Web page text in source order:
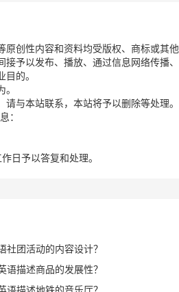
创性内容和资料均受版权、商标或其他
予以发布、播放、通过信息网络传播、
的。
与本站联系，本站将予以删除等处理。
：
日予以答复和处理。
社团活动的内容设计？
语描述商品的发展性？